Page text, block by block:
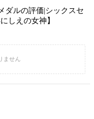
ダルの評価|シックスセ
しえの女神】